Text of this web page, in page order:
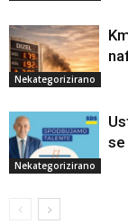
Nekategorizirano
Nekategorizirano
se